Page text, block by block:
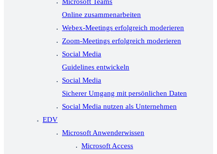
Online zusammenarbeiten
Webex-Meetings erfolgreich moderieren
Zoom-Meetings erfolgreich moderieren
Social Media
Guidelines entwickeln
Social Media
Sicherer Umgang mit persönlichen Daten
Social Media nutzen als Unternehmen
EDV
Microsoft Anwenderwissen
Microsoft Access